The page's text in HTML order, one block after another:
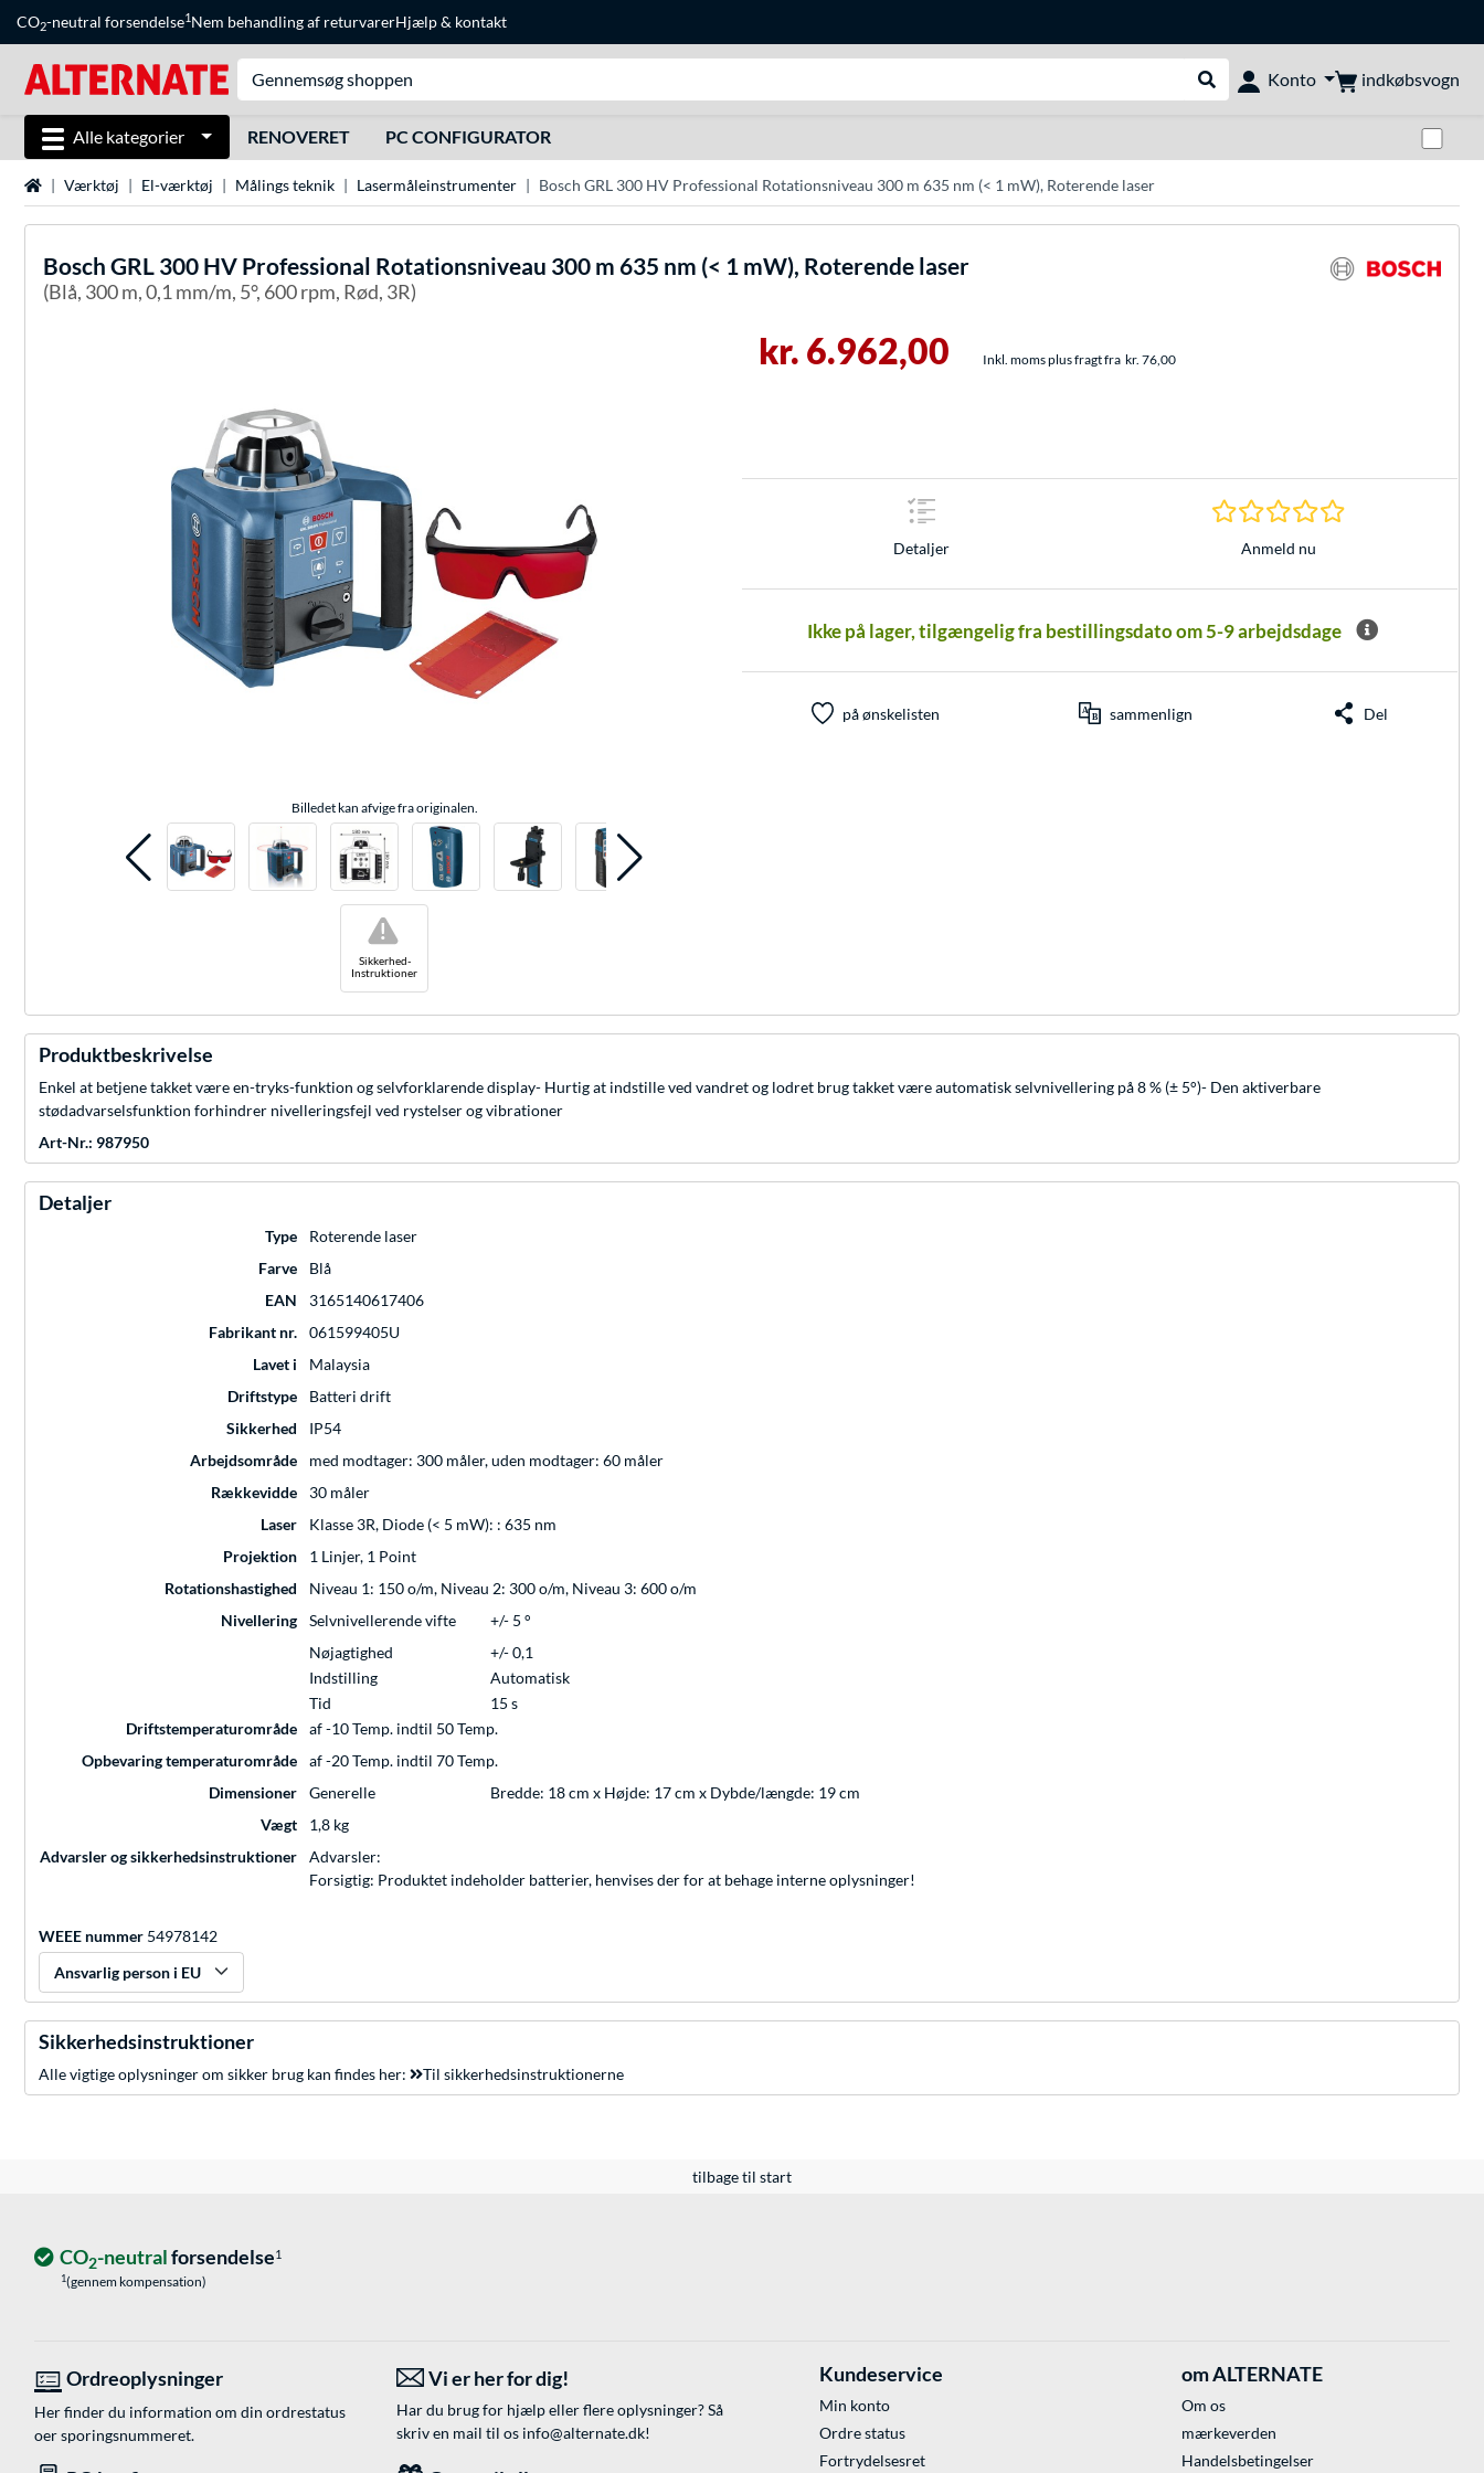
CO2-neutral forsendelse1Nem behandling af returvarerHjælp& kontakt
Udfør søgning
Konto indkøbsvogn
Alle kategorier RENOVERET PC CONFIGURATOR
StartsideVærktøj El-værktøj Målings teknik Lasermåleinstrumenter Bosch GRL 300 HV Professional Rotationsniveau 300 m 635 nm (< 1 mW), Roterende laser
Bosch GRL 300 HV Professional Rotationsniveau 300 m 635 nm (< 1 mW), Roterende laser
(Blå, 300 m, 0,1 mm/m, 5°, 600 rpm, Rød, 3R)
Billedet kan afvige fra originalen.
Sikkerhed-
Instruktioner
!
kr. 6.962,00 Inkl. moms plus fragt fra kr. 76,00
Detaljer
0.0 Stjerner hos 0
Anmeld nu
Ikke på lager, tilgængelig fra bestillingsdato om 5-9 arbejdsdage
på ønskelisten sammenlign Del
Produktbeskrivelse
Enkel at betjene takket være en-tryks-funktion og selvforklarende display- Hurtig at indstille ved vandret og lodret brug takket være automatisk selvnivellering på 8 % (± 5°)- Den aktiverbare
stødadvarselsfunktion forhindrer nivelleringsfejl ved rystelser og vibrationer
Art-Nr.: 987950
Detaljer
Type
Roterende laser
Farve
Blå
EAN
3165140617406
Fabrikant nr.
061599405U
Lavet i
Malaysia
Driftstype
Batteri drift
Sikkerhed
IP54
Arbejdsområde
med modtager: 300 måler, uden modtager: 60 måler
Rækkevidde
30 måler
Laser
Klasse 3R, Diode (< 5 mW): : 635 nm
Projektion
1 Linjer, 1 Point
Rotationshastighed
Niveau 1: 150 o/m, Niveau 2: 300 o/m, Niveau 3: 600 o/m
Nivellering
Selvnivellerende vifte
+/- 5 °
Nøjagtighed
+/- 0,1
Indstilling
Automatisk
Tid
15 s
Driftstemperaturområde
af -10 Temp. indtil 50 Temp.
Opbevaring temperaturområde
af -20 Temp. indtil 70 Temp.
Dimensioner
Generelle
Bredde: 18 cm x Højde: 17 cm x Dybde/længde: 19 cm
Vægt
1,8 kg
Advarsler og sikkerhedsinstruktioner
Advarsler:
Forsigtig: Produktet indeholder batterier, henvises der for at behage interne oplysninger!
WEEE nummer 54978142
Ansvarlig person i EU
Sikkerhedsinstruktioner
Alle vigtige oplysninger om sikker brug kan findes her: Til sikkerhedsinstruktionerne
tilbage til start
CO2-neutralforsendelse1
1(gennem kompensation)
Ordreoplysninger
Her finder du information om din ordrestatus
oer sporingsnummeret.
Vi er her for dig!
Har du brug for hjælp eller flere oplysninger? Så
skriv en mail til os info@alternate.dk!
Kundeservice
Min konto
Ordre status
Fortrydelsesret
om ALTERNATE
Om os
mærkeverden
Handelsbetingelser